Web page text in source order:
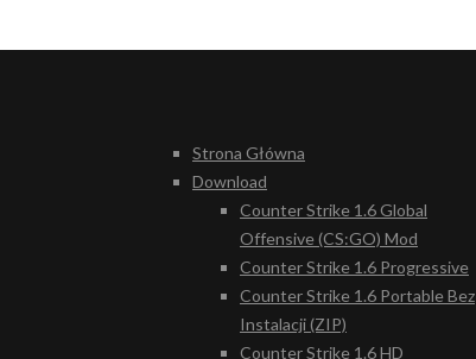
Strona Główna
Download
Counter Strike 1.6 Global
Offensive (CS:GO) Mod
Counter Strike 1.6 Progressive
Counter Strike 1.6 Portable Bez
Instalacji (ZIP)
Counter Strike 1.6 HD